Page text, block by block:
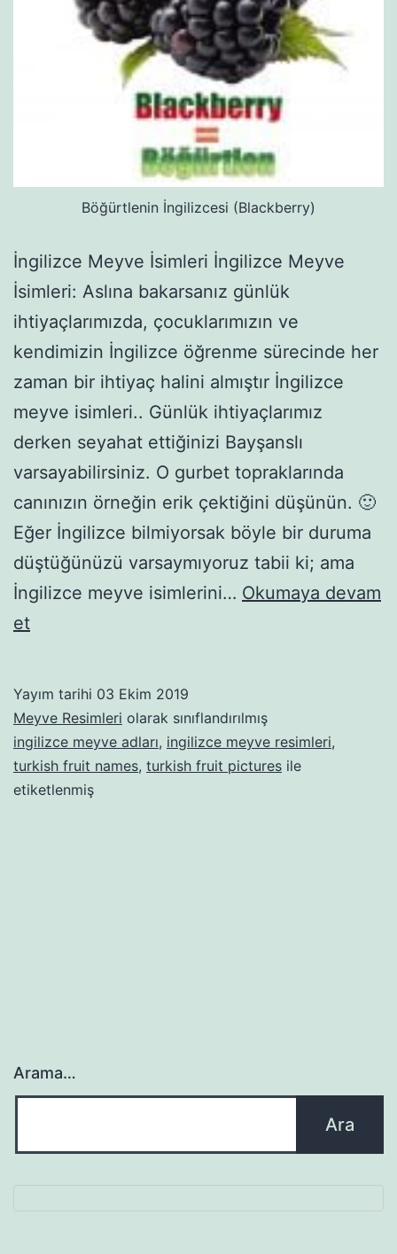
Böğürtlenin İngilizcesi (Blackberry)
İngilizce Meyve İsimleri İngilizce Meyve
İsimleri: Aslına bakarsanız günlük
ihtiyaçlarımızda, çocuklarımızın ve
kendimizin İngilizce öğrenme sürecinde her
zaman bir ihtiyaç halini almıştır İngilizce
meyve isimleri.. Günlük ihtiyaçlarımız
derken seyahat ettiğinizi Bayşanslı
varsayabilirsiniz. O gurbet topraklarında
canınızın örneğin erik çektiğini düşünün. 🙂
Eğer İngilizce bilmiyorsak böyle bir duruma
düştüğünüzü varsaymıyoruz tabii ki; ama
İngilizce meyve isimlerini… Okumaya devam
etİngilizce
Yayım tarihi 03 Ekim 2019
Meyve Resimleri olarak sınıflandırılmış
ingilizce meyve adları, ingilizce meyve resimleri,
turkish fruit names, turkish fruit pictures ile
etiketlenmiş
Arama…